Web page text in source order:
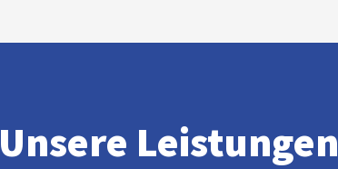
Unsere Leistungen